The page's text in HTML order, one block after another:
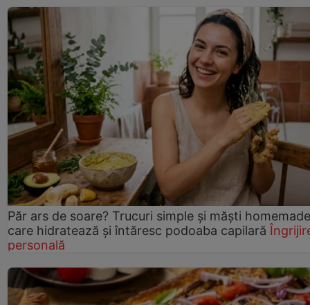
Păr ars de soare? Trucuri simple și măști homemade
care hidratează și întăresc podoaba capilară
personală